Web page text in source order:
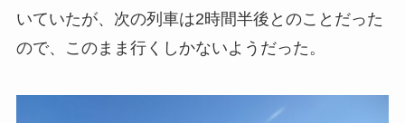
いていたが、次の列車は2時間半後とのことだった
ので、このまま行くしかないようだった。